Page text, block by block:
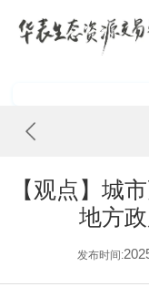
【观点】城
地方
发布时间: